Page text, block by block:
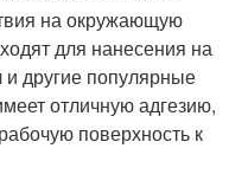
на окружающую
для нанесения на
и другие популярные
отличную адгезию,
поверхность к